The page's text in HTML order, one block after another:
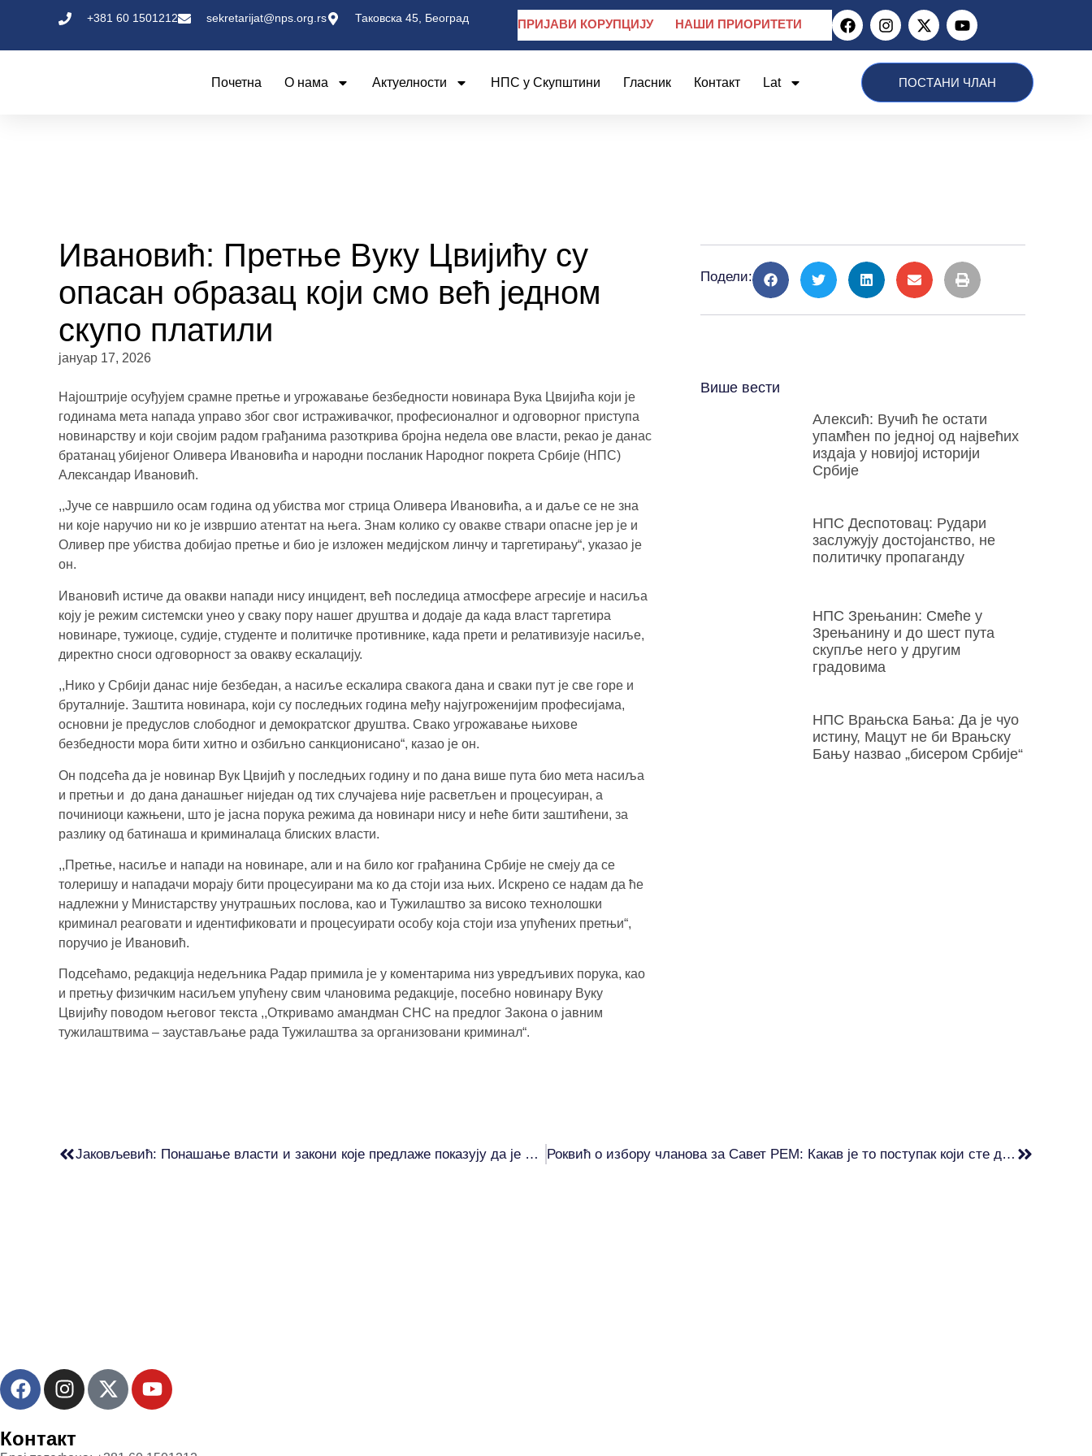
+381 60 1501212 sekretarijat@nps.org.rs Таковска 45, Београд ПРИЈАВИ КОРУПЦИЈУ НАШИ ПРИОРИТЕТИ
Почетна О нама Актуелности НПС у Скупштини Гласник Контакт Lat ПОСТАНИ ЧЛАН
Ивановић: Претње Вуку Цвијићу су
опасан образац који смо већ једном
скупо платили
јануар 17, 2026
Најоштрије осуђујем срамне претње и угрожавање безбедности новинара Вука Цвијића који је
годинама мета напада управо због свог истраживачког, професионалног и одговорног приступа
новинарству и који својим радом грађанима разоткрива бројна недела ове власти, рекао је данас
братанац убијеног Оливера Ивановића и народни посланик Народног покрета Србије (НПС)
Александар Ивановић.
,,Јуче се навршило осам година од убиства мог стрица Оливера Ивановића, а и даље се не зна
ни које наручио ни ко је извршио атентат на њега. Знам колико су овакве ствари опасне јер је и
Оливер пре убиства добијао претње и био је изложен медијском линчу и таргетирању“, указао је
он.
Ивановић истиче да овакви напади нису инцидент, већ последица атмосфере агресије и насиља
коју је режим системски унео у сваку пору нашег друштва и додаје да када власт таргетира
новинаре, тужиоце, судије, студенте и политичке противнике, када прети и релативизује насиље,
директно сноси одговорност за овакву ескалацију.
,,Нико у Србији данас није безбедан, а насиље ескалира свакога дана и сваки пут је све горе и
бруталније. Заштита новинара, који су последњих година међу најугроженијим професијама,
основни је предуслов слободног и демократског друштва. Свако угрожавање њихове
безбедности мора бити хитно и озбиљно санкционисано“, казао је он.
Он подсећа да је новинар Вук Цвијић у последњих годину и по дана више пута био мета насиља
и претњи и до дана данашњег ниједан од тих случајева није расветљен и процесуиран, а
починиоци кажњени, што је јасна порука режима да новинари нису и неће бити заштићени, за
разлику од батинаша и криминалаца блиских власти.
,,Претње, насиље и напади на новинаре, али и на било ког грађанина Србије не смеју да се
толеришу и нападачи морају бити процесуирани ма ко да стоји иза њих. Искрено се надам да ће
надлежни у Министарству унутрашњих послова, као и Тужилаштво за високо технолошки
криминал реаговати и идентификовати и процесуирати особу која стоји иза упућених претњи“,
поручио је Ивановић.
Подсећамо, редакција недељника Радар примила је у коментарима низ увредљивих порука, као
и претњу физичким насиљем упућену свим члановима редакције, посебно новинару Вуку
Цвијићу поводом његовог текста ,,Откривамо амандман СНС на предлог Закона о јавним
тужилаштвима – заустављање рада Тужилаштва за организовани криминал“.
Подели:
Више вести
Алексић: Вучић ће остати
упамћен по једној од највећих
издаја у новијој историји
Србије
НПС Деспотовац: Рудари
заслужују достојанство, не
политичку пропаганду
НПС Зрењанин: Смеће у
Зрењанину и до шест пута
скупље него у другим
градовима
НПС Врањска Бања: Да је чуо
истину, Мацут не би Врањску
Бању назвао „бисером Србије“
Јаковљевић: Понашање власти и закони које предлаже показују да је режим у терминалној фази Роквић о избору чланова за Савет РЕМ: Какав је то поступак који сте до јуче бранили животом, а сада га поништавате?
Контакт